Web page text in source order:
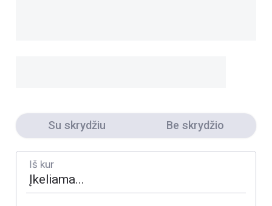
Su skrydžiu Be skrydžio
Iš kur